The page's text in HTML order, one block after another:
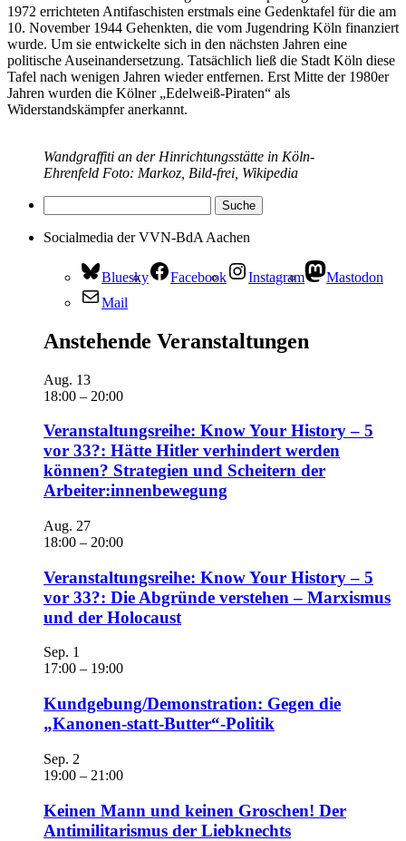
1972 errichteten Antifaschisten erstmals eine Gedenktafel für die am
10. November 1944 Gehenkten, die vom Jugendring Köln finanziert
wurde. Um sie entwickelte sich in den nächsten Jahren eine
politische Auseinandersetzung. Tatsächlich ließ die Stadt Köln diese
Tafel nach wenigen Jahren wieder entfernen. Erst Mitte der 1980er
Jahren wurden die Kölner „Edelweiß-Piraten“ als
Widerstandskämpfer anerkannt.
Wandgraffiti an der Hinrichtungsstätte in Köln-
Ehrenfeld Foto: Markoz, Bild-frei, Wikipedia
Socialmedia der VVN-BdA Aachen
Bluesky Facebook Instagram
Mastodon
Mail
Anstehende Veranstaltungen
Aug. 13
18:00 – 20:00
Veranstaltungsreihe: Know Your History – 5
vor 33?: Hätte Hitler verhindert werden
können? Strategien und Scheitern der
Arbeiter:innenbewegung
Aug. 27
18:00 – 20:00
Veranstaltungsreihe: Know Your History – 5
vor 33?: Die Abgründe verstehen – Marxismus
und der Holocaust
Sep. 1
17:00 – 19:00
Kundgebung/Demonstration: Gegen die
„Kanonen-statt-Butter“-Politik
Sep. 2
19:00 – 21:00
Keinen Mann und keinen Groschen! Der
Antimilitarismus der Liebknechts